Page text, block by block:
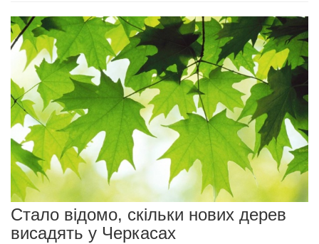
Стало відомо, скільки нових дерев
висадять у Черкасах